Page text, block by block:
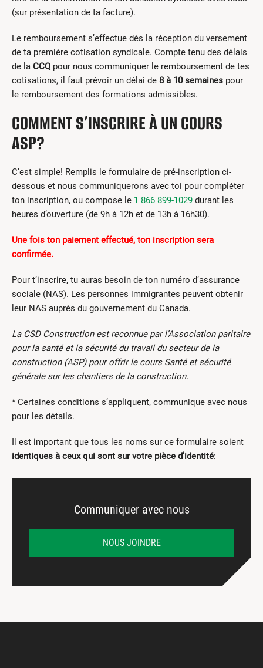
(sur présentation de ta facture).
Le remboursement s’effectue dès la réception du versement
de ta première cotisation syndicale. Compte tenu des délais
de la CCQ pour nous communiquer le remboursement de tes
cotisations, il faut prévoir un délai de 8 à 10 semaines pour
le remboursement des formations admissibles.
COMMENT S’INSCRIRE À UN COURS
ASP?
C’est simple! Remplis le formulaire de pré-inscription ci-
dessous et nous communiquerons avec toi pour compléter
ton inscription, ou compose le 1 866 899-1029 durant les
heures d’ouverture (de 9h à 12h et de 13h à 16h30).
Une fois ton paiement effectué, ton inscription sera
confirmée.
Pour t’inscrire, tu auras besoin de ton numéro d’assurance
sociale (NAS). Les personnes immigrantes peuvent obtenir
leur NAS auprès du gouvernement du Canada.
La CSD Construction est reconnue par l’Association paritaire
pour la santé et la sécurité du travail du secteur de la
construction (ASP) pour offrir le cours Santé et sécurité
générale sur les chantiers de la construction.
* Certaines conditions s’appliquent, communique avec nous
pour les détails.
Il est important que tous les noms sur ce formulaire soient
identiques à ceux qui sont sur votre pièce d’identité:
Communiquer avec nous
NOUS JOINDRE